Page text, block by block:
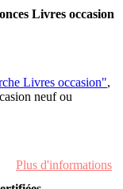
Livres occasion
Livres occasion",
neuf ou
Plus d'informations